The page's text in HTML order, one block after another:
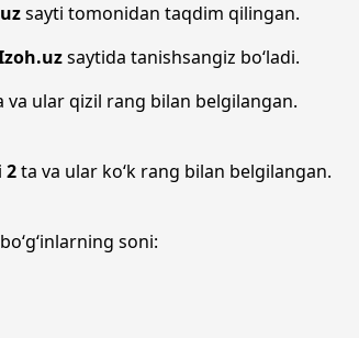
sayti tomonidan taqdim qilingan.
saytida tanishsangiz bo‘ladi.
va ular qizil rang bilan belgilangan.
2ta va ular ko‘k rang bilan belgilangan.
soni: